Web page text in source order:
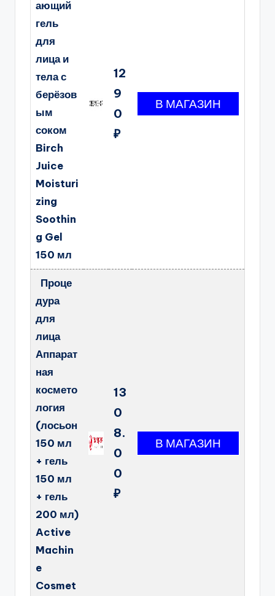
ающий
гель
для
лица и
тела с
берёзов
ым
соком
Birch
Juice
Moisturi
zing
Soothin
g Gel
150 мл
12
9
0
₽
Проце
дура
для
лица
Аппарат
ная
космето
логия
(лосьон
150 мл
+ гель
150 мл
+ гель
200 мл)
Active
Machin
e
Cosmet
13
0
8.
0
0
₽